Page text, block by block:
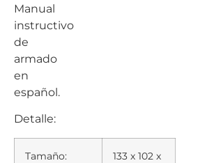
Manual
instructivo
de
armado
en
español.
Detalle:
Tamaño:
133 x 102 x